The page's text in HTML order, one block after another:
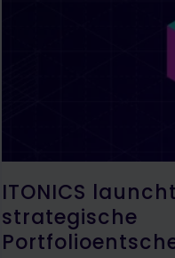
ITONICS
strategische